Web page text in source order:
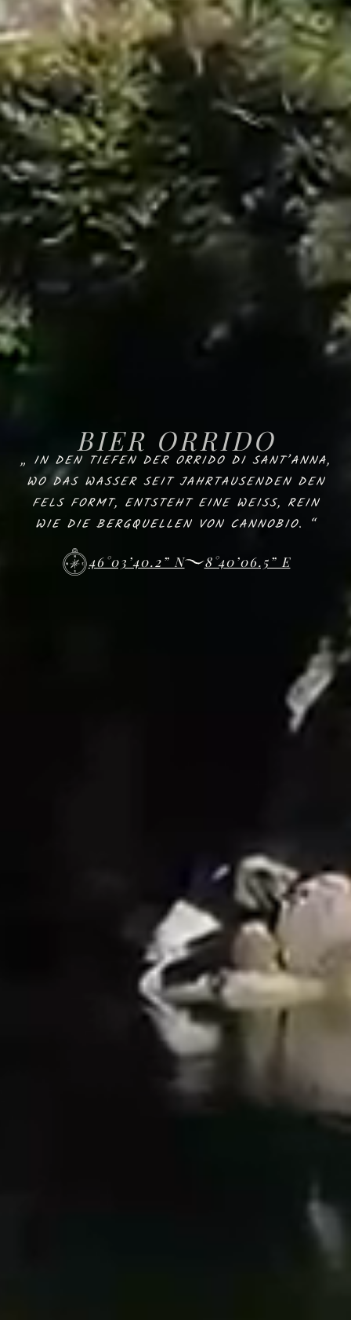
BIER ORRIDO
„ IN DEN TIEFEN DER ORRIDO DI SANT’ANNA,
WO DAS WASSER SEIT JAHRTAUSENDEN DEN
FELS FORMT, ENTSTEHT EINE WEISS, REIN
WIE DIE BERGQUELLEN VON CANNOBIO. “
46°03’40.2” N 8°40’06.5” E